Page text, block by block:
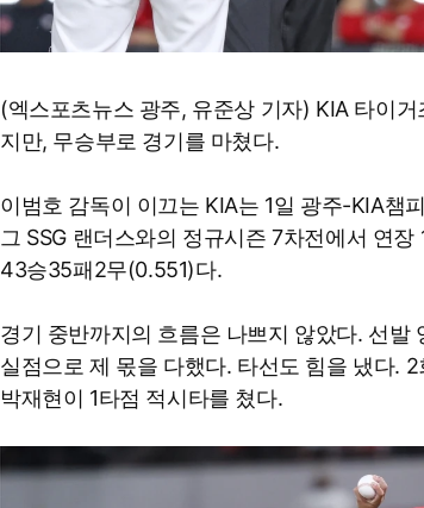
(엑스포츠뉴스 광주, 유준상 기자) KIA 타이
지만, 무승부로 경기를 마쳤다.
이범호 감독이 이끄는 KIA는 1일 광주-KIA챔
그 SSG 랜더스와의 정규시즌 7차전에서 연
43승35패2무(0.551)다.
경기 중반까지의 흐름은 나쁘지 않았다. 선
실점으로 제 몫을 다했다. 타선도 힘을 냈다.
박재현이 1타점 적시타를 쳤다.